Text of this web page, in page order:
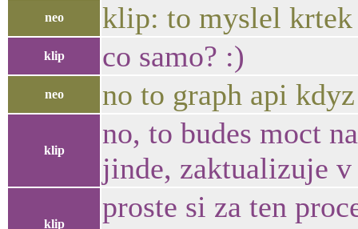
neo klip: to myslel krtek
klip co samo? :)
neo no to graph api
klip
no, to budes moct
jinde, zaktualizuje
klip
proste si za ten